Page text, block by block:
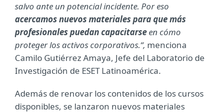
salvo ante un potencial incidente. Por eso
acercamos nuevos materiales para que más
profesionales puedan capacitarseen cómo
proteger los activos corporativos.“, menciona
Camilo Gutiérrez Amaya, Jefe del Laboratorio de
Investigación de ESET Latinoamérica.
Además de renovar los contenidos de los cursos
disponibles, se lanzaron nuevos materiales